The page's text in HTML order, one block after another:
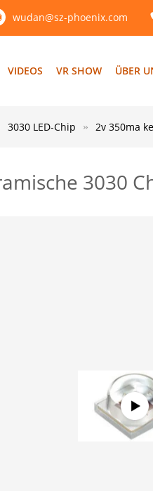
wudan@sz-phoenix.com
VIDEOS VR SHOW ÜBER
3030 LED-Chip 2v 350ma
3030